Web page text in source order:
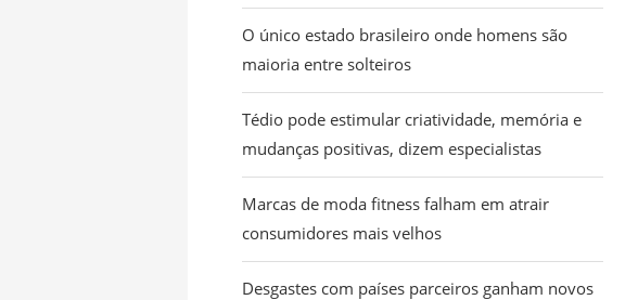
O único estado brasileiro onde homens são
maioria entre solteiros
Tédio pode estimular criatividade, memória e
mudanças positivas, dizem especialistas
Marcas de moda fitness falham em atrair
consumidores mais velhos
Desgastes com países parceiros ganham novos